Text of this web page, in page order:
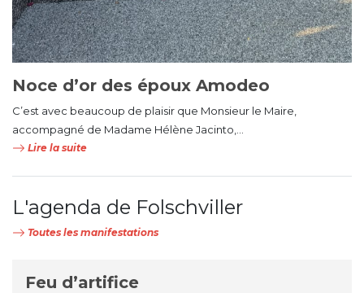
Noce d’or des époux Amodeo
C’est avec beaucoup de plaisir que Monsieur le Maire,
accompagné de Madame Hélène Jacinto,...
Lire la suite
L'agenda de Folschviller
Toutes les manifestations
Feu d’artifice